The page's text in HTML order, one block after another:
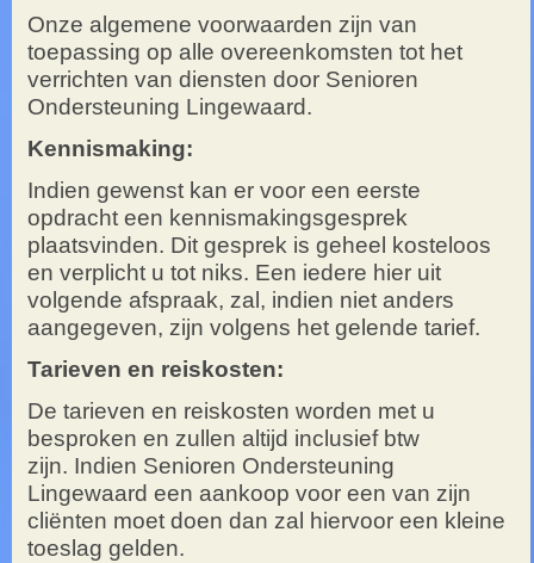
Onze algemene voorwaarden zijn van
toepassing op alle overeenkomsten tot het
verrichten van diensten door Senioren
Ondersteuning Lingewaard.
Kennismaking:
Indien gewenst kan er voor een eerste
opdracht een kennismakingsgesprek
plaatsvinden. Dit gesprek is geheel kosteloos
en verplicht u tot niks. Een iedere hier uit
volgende afspraak, zal, indien niet anders
aangegeven, zijn volgens het gelende tarief.
Tarieven en reiskosten:
De tarieven en reiskosten worden met u
besproken en zullen altijd inclusief btw
zijn. Indien Senioren Ondersteuning
Lingewaard een aankoop voor een van zijn
cliënten moet doen dan zal hiervoor een kleine
toeslag gelden.